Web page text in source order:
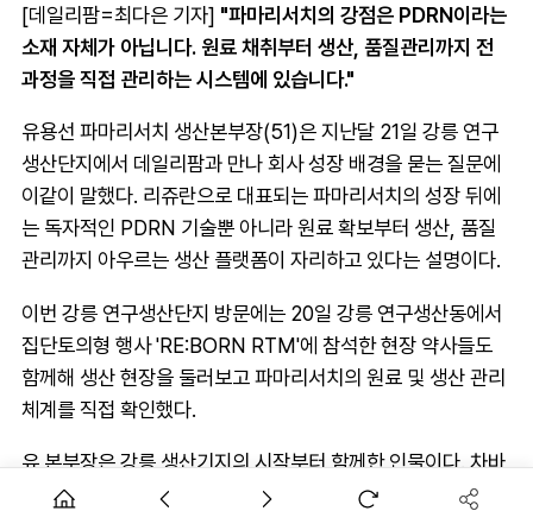
[데일리팜=최다은 기자] "파마리서치의 강점은 PDRN이라는
소재 자체가 아닙니다. 원료 채취부터 생산, 품질관리까지 전
과정을 직접 관리하는 시스템에 있습니다."
유용선 파마리서치 생산본부장(51)은 지난달 21일 강릉 연구
생산단지에서 데일리팜과 만나 회사 성장 배경을 묻는 질문에
이같이 말했다. 리쥬란으로 대표되는 파마리서치의 성장 뒤에
는 독자적인 PDRN 기술뿐 아니라 원료 확보부터 생산, 품질
관리까지 아우르는 생산 플랫폼이 자리하고 있다는 설명이다.
이번 강릉 연구생산단지 방문에는 20일 강릉 연구생산동에서
집단토의형 행사 'RE:BORN RTM'에 참석한 현장 약사들도
함께해 생산 현장을 둘러보고 파마리서치의 원료 및 생산 관리
체계를 직접 확인했다.
유 본부장은 강릉 생산기지의 시작부터 함께한 인물이다. 차바
이오텍을 거쳐 2012년 파마리서치에 합류한 뒤 생산시설 구축